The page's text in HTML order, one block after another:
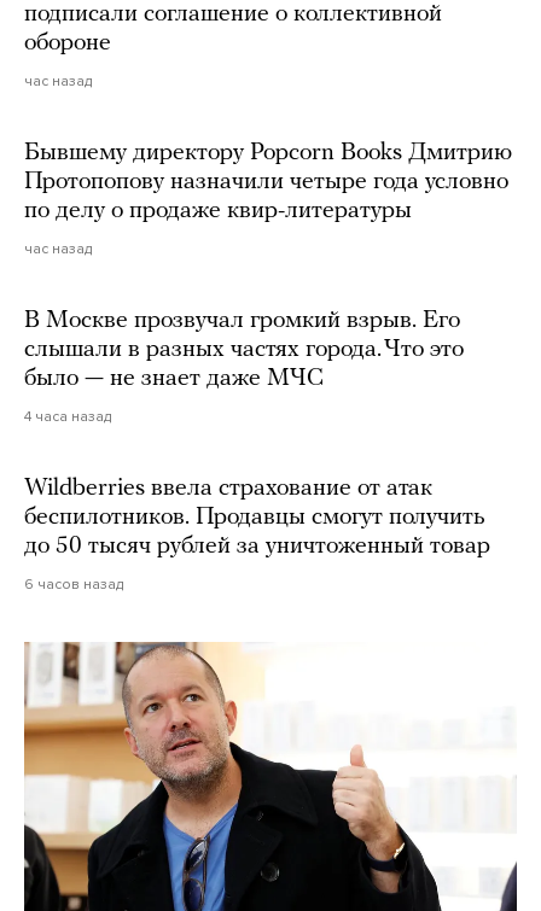
подписали соглашение о коллективной
обороне
час назад
Бывшему директору Popcorn Books Дмитрию
Протопопову назначили четыре года условно
по делу о продаже квир-литературы
час назад
В Москве прозвучал громкий взрыв. Его
слышали в разных частях города. Что это
было — не знает даже МЧС
4 часа назад
Wildberries ввела страхование от атак
беспилотников. Продавцы смогут получить
до 50 тысяч рублей за уничтоженный товар
6 часов назад